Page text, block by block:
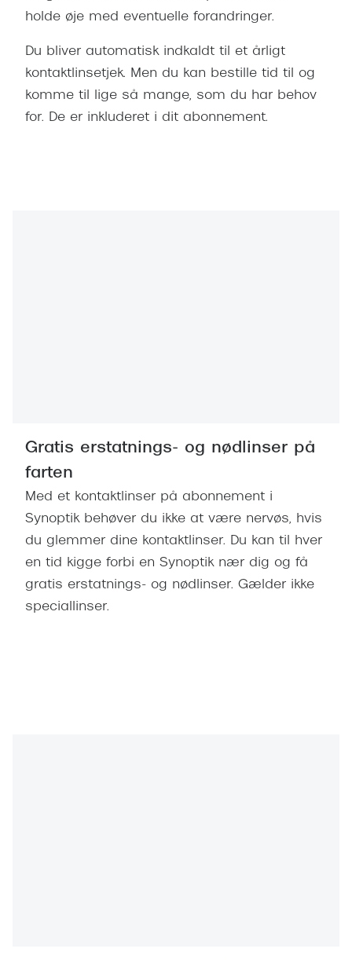
holde øje med eventuelle forandringer.
Du bliver automatisk indkaldt til et årligt
kontaktlinsetjek. Men du kan bestille tid til og
komme til lige så mange, som du har behov
for. De er inkluderet i dit abonnement.
Gratis erstatnings- og nødlinser på
farten
Med et kontaktlinser på abonnement i
Synoptik behøver du ikke at være nervøs, hvis
du glemmer dine kontaktlinser. Du kan til hver
en tid kigge forbi en Synoptik nær dig og få
gratis erstatnings- og nødlinser. Gælder ikke
speciallinser.